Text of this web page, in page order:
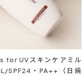
for UVスキンケアミル
SPF24・PA++（日焼